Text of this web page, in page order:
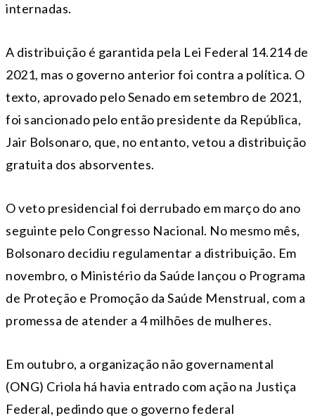
internadas.
A distribuição é garantida pela Lei Federal 14.214 de
2021, mas o governo anterior foi contra a política. O
texto, aprovado pelo Senado em setembro de 2021,
foi sancionado pelo então presidente da República,
Jair Bolsonaro, que, no entanto, vetou a distribuição
gratuita dos absorventes.
O veto presidencial foi derrubado em março do ano
seguinte pelo Congresso Nacional. No mesmo mês,
Bolsonaro decidiu regulamentar a distribuição. Em
novembro, o Ministério da Saúde lançou o Programa
de Proteção e Promoção da Saúde Menstrual, com a
promessa de atender a 4 milhões de mulheres.
Em outubro, a organização não governamental
(ONG) Criola há havia entrado com ação na Justiça
Federal, pedindo que o governo federal